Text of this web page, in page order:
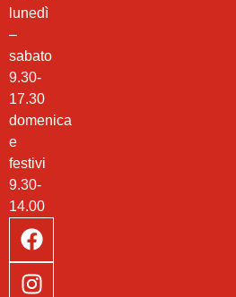
lunedì
–
sabato
9.30-
17.30
domenica
e
festivi
9.30-
14.00